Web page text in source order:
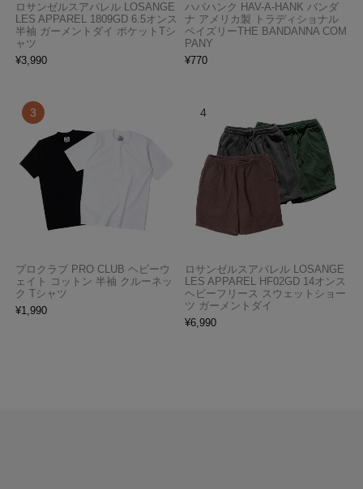
ロサンゼルスアパレル LOSANGE
LES APPAREL 1809GD 6.5オンス
半袖 ガーメントダイ ポケットTシ
ャツ
¥3,990
ハバハンク HAV-A-HANK バンダ
ナ アメリカ製 トラディショナル
ペイズリーTHE BANDANNA COM
PANY
¥770
プロクラブ PRO CLUB ヘビーウ
ェイト コットン 半袖 クルーネッ
ク Tシャツ
¥1,990
ロサンゼルスアパレル LOSANGE
LES APPAREL HF02GD 14オンス
ヘビーフリース スウェットショー
ツ ガーメントダイ
¥6,990